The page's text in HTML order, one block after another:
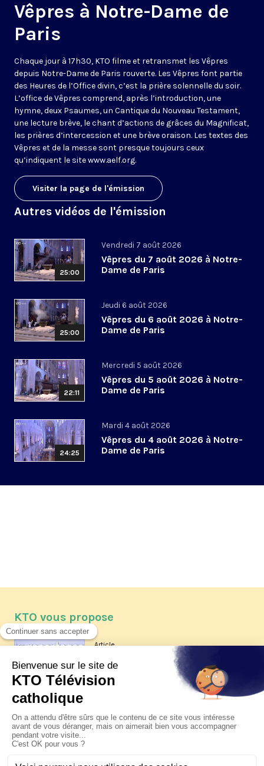
Vêpres à Notre-Dame de
Paris
Chaque jour à 17h30, KTO filme et retransmet les Vêpres
depuis Notre-Dame de Paris rouverte. Les Vêpres font partie
des Heures de l’Office divin, c’est la prière solennelle du soir.
L’office de Vêpres comprend, après l’introduction, une
hymne, deux Psaumes, un Cantique du Nouveau Testament,
une lecture brève, le chant d’actions de grâces du Magnificat,
les prières d’intercession et une brève oraison. Les textes des
Vêpres et de la messe sont presque toujours ceux
qu’indiquent le sitewww.aelf.org.
Visiter la page de l'émission
Autres vidéos de l'émission
25:00
Vendredi 7 août 2026
Vêpres du 7 août 2026 à Notre-
Dame de Paris
25:00
Jeudi 6 août 2026
Vêpres du 6 août 2026 à Notre-
Dame de Paris
22:11
Mercredi 5 août 2026
Vêpres du 5 août 2026 à Notre-
Dame de Paris
24:25
Mardi 4 août 2026
Vêpres du 4 août 2026 à Notre-
Dame de Paris
KTO vous propose
Article
Les reportages d'été 2026 de KTO
La visite pastorale du pape Léon
XIV à Assise à suivre sur KTO le
jeudi 6 août